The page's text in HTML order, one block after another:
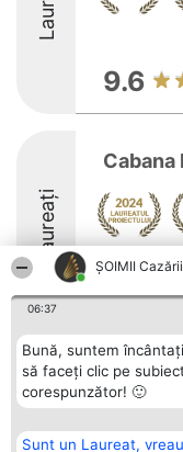
ȘOIMII Cazării
06:37
Bună, suntem
să faceți clic pe
corespunzător! 🙂
Sunt un Laureat,
9.6
Laureați
Cabana
9.6
Organizator Ranking
BRIGHT SOLUTIONS BR SRL
Aleea Timisul De Sus 2 Bl. A30
Sc. A Et. 4 Ap. 13 Cod 061952
București